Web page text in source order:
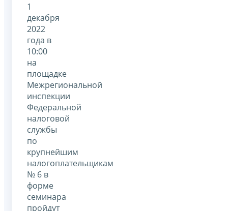
1
декабря
2022
года в
10:00
на
площадке
Межрегиональной
инспекции
Федеральной
налоговой
службы
по
крупнейшим
налогоплательщикам
№ 6 в
форме
семинара
пройдут